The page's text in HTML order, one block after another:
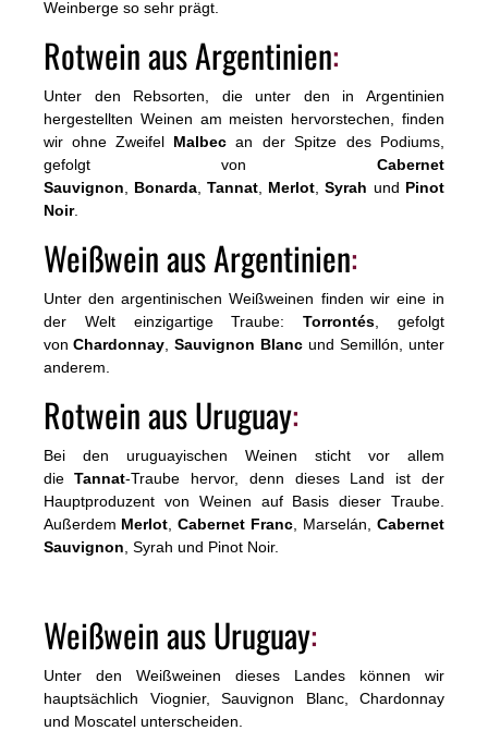
Weinberge so sehr prägt.
Rotwein aus Argentinien:
Unter den Rebsorten, die unter den in Argentinien
hergestellten Weinen am meisten hervorstechen, finden
wir ohne Zweifel Malbec an der Spitze des Podiums,
gefolgt von Cabernet
Sauvignon
Bonarda Tannat Merlot Syrah und Pinot
Noir.
Weißwein aus Argentinien:
Unter den argentinischen Weißweinen finden wir eine in
der Welt einzigartige Traube: Torrontés , gefolgt
von Chardonnay Sauvignon Blanc und Semillón, unter
anderem.
Rotwein aus Uruguay:
Bei den uruguayischen Weinen sticht vor allem
die Tannat-Traube hervor, denn dieses Land ist der
Hauptproduzent von Weinen auf Basis dieser Traube.
Außerdem Merlot Cabernet Franc , Marselán, Cabernet
Sauvignon , Syrah und Pinot Noir.
Weißwein aus Uruguay:
Unter den Weißweinen dieses Landes können wir
hauptsächlich Viognier, Sauvignon Blanc, Chardonnay
und Moscatel unterscheiden.